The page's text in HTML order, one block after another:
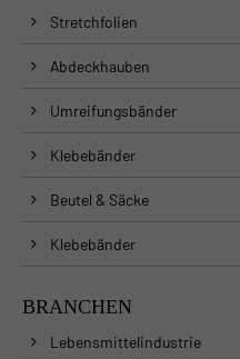
Stretchfolien
Abdeckhauben
Umreifungsbänder
Klebebänder
Beutel & Säcke
Klebebänder
BRANCHEN
Lebensmittelindustrie